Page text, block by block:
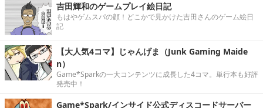
吉田輝和のゲームプレイ絵日記
もはやゲムスパの顔！どこかで見かけた吉田さんのゲーム絵日
記
【大人気4コマ】じゃんげま（Junk Gaming Maide
n）
Game*Sparkの一大コンテンツに成長した4コマ。単行本も好評
発売中！
Game*Spark/インサイド公式ディスコードサーバー